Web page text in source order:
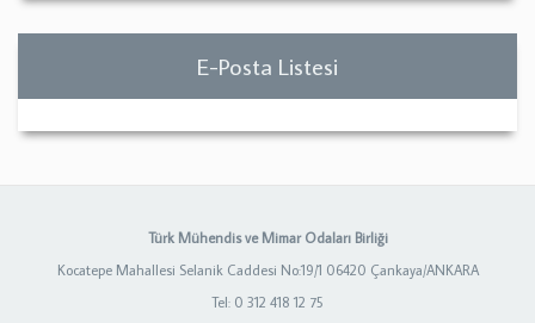
E-Posta Listesi
Türk Mühendis ve Mimar Odaları Birliği
Kocatepe Mahallesi Selanik Caddesi No:19/1 06420 Çankaya/ANKARA
Tel: 0 312 418 12 75